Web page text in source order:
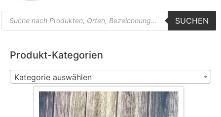
SUCHEN
Produkt-Kategorien
Kategorie auswählen